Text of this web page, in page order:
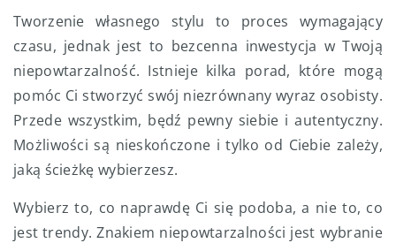
Tworzenie własnego stylu to proces wymagający
czasu, jednak jest to bezcenna inwestycja w Twoją
niepowtarzalność. Istnieje kilka porad, które mogą
pomóc Ci stworzyć swój niezrównany wyraz osobisty.
Przede wszystkim, będź pewny siebie i autentyczny.
Możliwości są nieskończone i tylko od Ciebie zależy,
jaką ścieżkę wybierzesz.
Wybierz to, co naprawdę Ci się podoba, a nie to, co
jest trendy. Znakiem niepowtarzalności jest wybranie